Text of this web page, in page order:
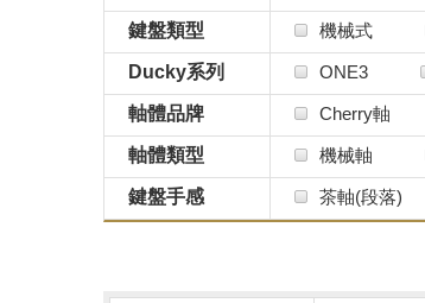
鍵盤類型 機械式
Ducky系列 ONE3
軸體品牌 Cherry軸
Roccat Titan
軸體類型 機械軸
鍵盤手感 茶軸(段落)